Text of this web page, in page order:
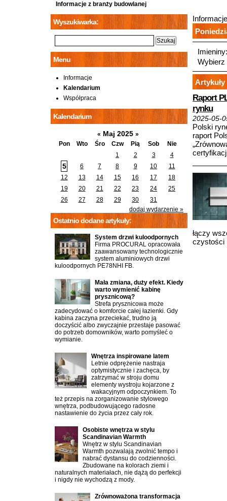
Informacje z branży budowlanej
Wybierz
Raport
rynku
2025-05-
Polski
raport
łączy
czystości
Wyszukiwarka:
Menu
Informacje
Kalendarium
Współpraca
Kalendarium
« Maj 2025 »
Pon
Wto Śro Czw Pią Sob
Nie
1
2 3 4
5 6 7 8 9 10
11
12
13 14 15 16 17
18
19
20 21 22 23 24
25
26
27 28 29 30
31
dodaj wydarzenie »
Ostatnio dodane artykuły:
System drzwi kuloodpornych
Firma PROCURAL opracowała
zaawansowany technologicznie
system aluminiowych drzwi
kuloodpornych PE78NHI FB.
Mała zmiana, duży efekt. Kiedy
warto wymienić kabinę
prysznicową?
Strefa prysznicowa może
zadecydować o komforcie całej łazienki. Gdy
kabina zaczyna przeciekać, trudno ją
doczyścić albo zwyczajnie przestaje pasować
do potrzeb domowników, warto pomyśleć o
wymianie.
Wnętrza inspirowane latem
Letnie odprężenie nastraja
optymistycznie i zachęca, by
zatrzymać w stroju domu
elementy wystroju kojarzone z
wakacyjnym odpoczynkiem. To
też przepis na zorganizowanie stylowego
wnętrza, podbudowującego radosne
nastawienie do życia przez cały rok.
Osobiste wnętrza w stylu
Scandinavian Warmth
Wnętrz w stylu Scandinavian
Warmth pozwalają zwolnić tempo i
nabrać dystansu do codzienności.
Zbudowane na kolorach ziemi i
naturalnych materiałach, nie dążą do perfekcji
i nigdy nie wychodzą z mody.
Zrównoważona transformacja